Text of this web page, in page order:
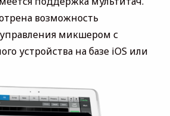
возможность
микшером с
устройства на базе iOS или